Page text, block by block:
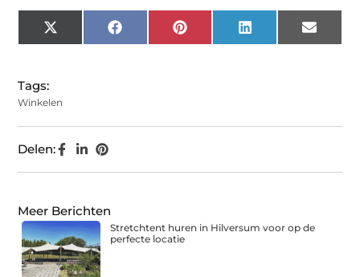
X
(Twitter)
Facebook Pinterest LinkedIn Email
Tags:
Winkelen
Delen:
Meer Berichten
Stretchtent huren in Hilversum voor op de
perfecte locatie